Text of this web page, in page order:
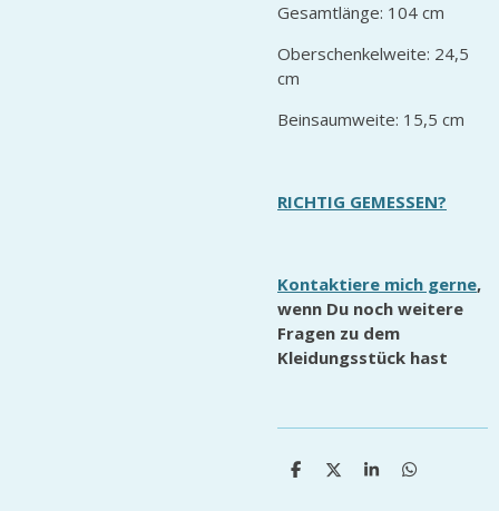
Gesamtlänge: 104 cm
Oberschenkelweite: 24,5
cm
Beinsaumweite: 15,5 cm
RICHTIG GEMESSEN?
Kontaktiere mich gerne,
wenn Du noch weitere
Fragen zu dem
Kleidungsstück hast
T
T
T
T